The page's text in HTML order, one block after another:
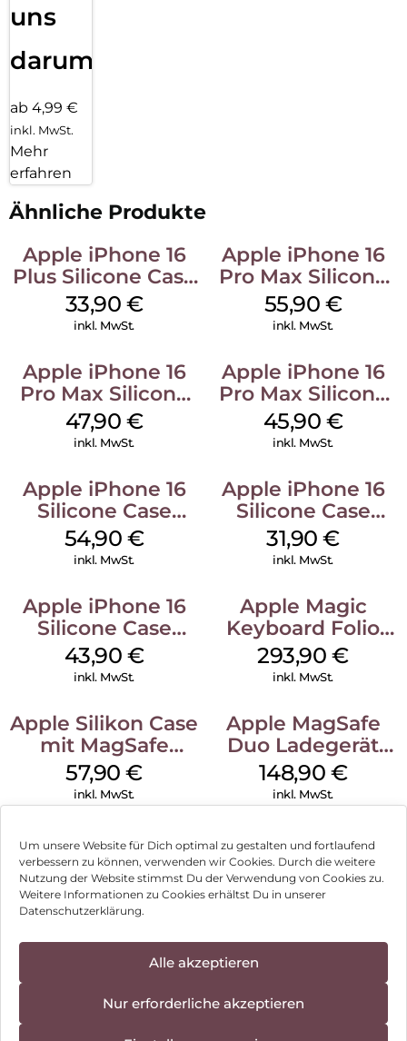
Um unsere Website für Dich optimal zu gestalten und fortlaufend
verbessern zu können, verwenden wir Cookies. Durch die weitere
Nutzung der Website stimmst Du der Verwendung von Cookies zu.
Weitere Informationen zu Cookies erhältst Du in unserer
Datenschutzerklärung.
Alle akzeptieren
Nur erforderliche akzeptieren
uns
darum!
ab 4,99 €
inkl. MwSt.
Mehr
erfahren
Ähnliche Produkte
Apple iPhone 16
Plus Silicone Case
MagSafe Lake
Green
33,90 €
inkl. MwSt.
Apple iPhone 16
Pro Max Silicone
Case MagSafe
Stone Gray
55,90 €
inkl. MwSt.
Apple iPhone 16
Pro Max Silicone
Case MagSafe
Black
47,90 €
inkl. MwSt.
Apple iPhone 16
Pro Max Silicone
Case MagSafe
Ultramarine
45,90 €
inkl. MwSt.
Apple iPhone 16
Silicone Case
MagSafe Black
54,90 €
inkl. MwSt.
Apple iPhone 16
Silicone Case
MagSafe Fuchsia
31,90€
inkl. MwSt.
Apple iPhone 16
Silicone Case
MagSafe Plum
43,90 €
inkl. MwSt.
Apple Magic
Keyboard Folio
iPad 10.9″ (10.Gen.)
Weiß
293,90€
inkl. MwSt.
Apple Silikon Case
mit MagSafe
iPhone 14 Pro
(PRODUCT)RED
57,90€
inkl. MwSt.
Apple MagSafe
Duo Ladegerät
Weiß
148,90 €
inkl. MwSt.
Impressum
Hinweis zur Batterieentsorgung